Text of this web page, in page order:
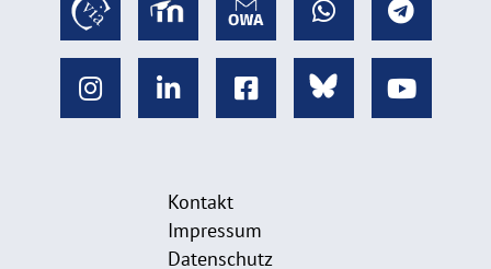
Kontakt
Impressum
Datenschutz